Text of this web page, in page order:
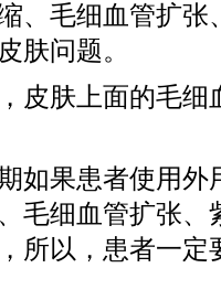
、毛细血管扩张
肤问题。
皮肤上面的毛细
如果患者使用外
毛细血管扩张、
所以，患者一定